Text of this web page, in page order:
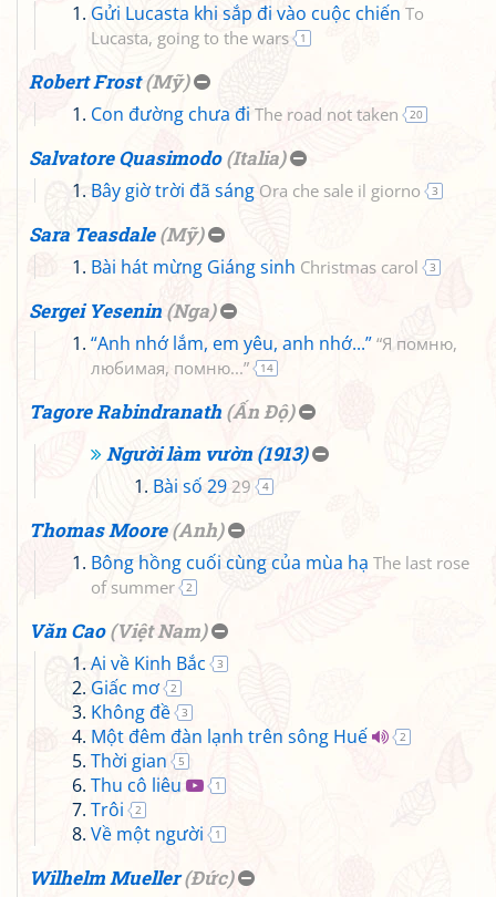
Gửi Lucasta khi sắp đi vào cuộc chiến To
Lucasta, going to the wars
1
Robert Frost (Mỹ)
Con đường chưa đi The road not taken 20
Salvatore Quasimodo (Italia)
Bây giờ trời đã sáng Ora che sale il giorno 3
Sara Teasdale (Mỹ)
Bài hát mừng Giáng sinh Christmas carol 3
Sergei Yesenin (Nga)
“Anh nhớ lắm, em yêu, anh nhớ...” “Я помню,
любимая, помню...”
14
Tagore Rabindranath (Ấn Độ)
Người làm vườn (1913)
Bài số 29 29 4
Thomas Moore (Anh)
Bông hồng cuối cùng của mùa hạ The last rose
of summer
2
Văn Cao (Việt Nam)
Ai về Kinh Bắc 3
Giấc mơ 2
Không đề 3
Một đêm đàn lạnh trên sông Huế 2
Thời gian 5
Thu cô liêu 1
Trôi 2
Về một người 1
Wilhelm Mueller (Đức)